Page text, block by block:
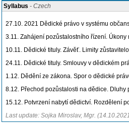
Syllabus - Czech
27.10. 2021 Dědické právo v systému
3.11. Zahájení pozůstalostního řízení.
10.11. Dědické tituly. Závěť. Limity
24.11. Dědické tituly. Smlouvy v dědickém
1.12. Dědění ze zákona. Spor o dědické
8.12. Přechod pozůstalosti na dědice. Dluhy
15.12. Potvrzení nabytí dědictví. Rozdělení
Last update: Sojka Miroslav, Mgr.